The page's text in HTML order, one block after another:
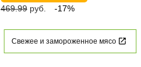
469.99 руб. -17%
Свежее и замороженное мясо